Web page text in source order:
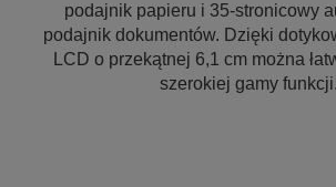
podajnik papieru i 35-stronicowy
podajnik dokumentów. Dzięki
LCD o przekątnej 6,1 cm można
szerokiej gamy funkcji.